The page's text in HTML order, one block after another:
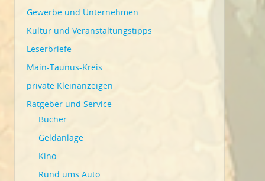
Gewerbe und Unternehmen
Kultur und Veranstaltungstipps
Leserbriefe
Main-Taunus-Kreis
private Kleinanzeigen
Ratgeber und Service
Bücher
Geldanlage
Kino
Rund ums Auto